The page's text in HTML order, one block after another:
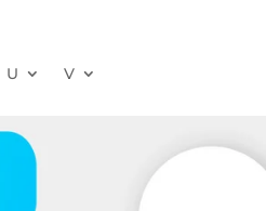
U V